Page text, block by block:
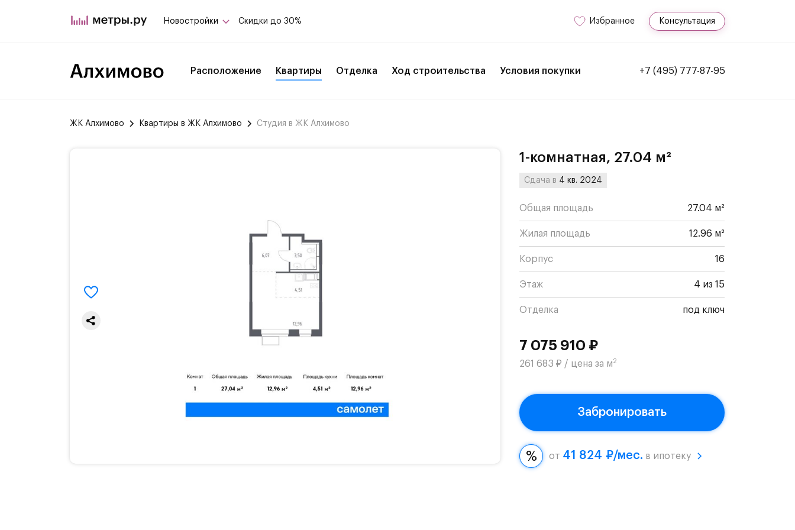
Новостройки Скидки до 30% Избранное Консультация
Расположение Квартиры Отделка Ход строительства Условия покупки +7 (495) 777-87-95
ЖК Алхимово Квартиры в ЖК Алхимово Студия в ЖК Алхимово
1-комнатная, 27.04 м²
Сдача в 4 кв. 2024
Общая площадь 27.04 м²
Жилая площадь 12.96 м²
Корпус 16
Этаж 4 из 15
Отделка под ключ
7 075 910 ₽
261 683 ₽ / цена за м2
Забронировать
от 41 824 ₽/мес. в ипотеку